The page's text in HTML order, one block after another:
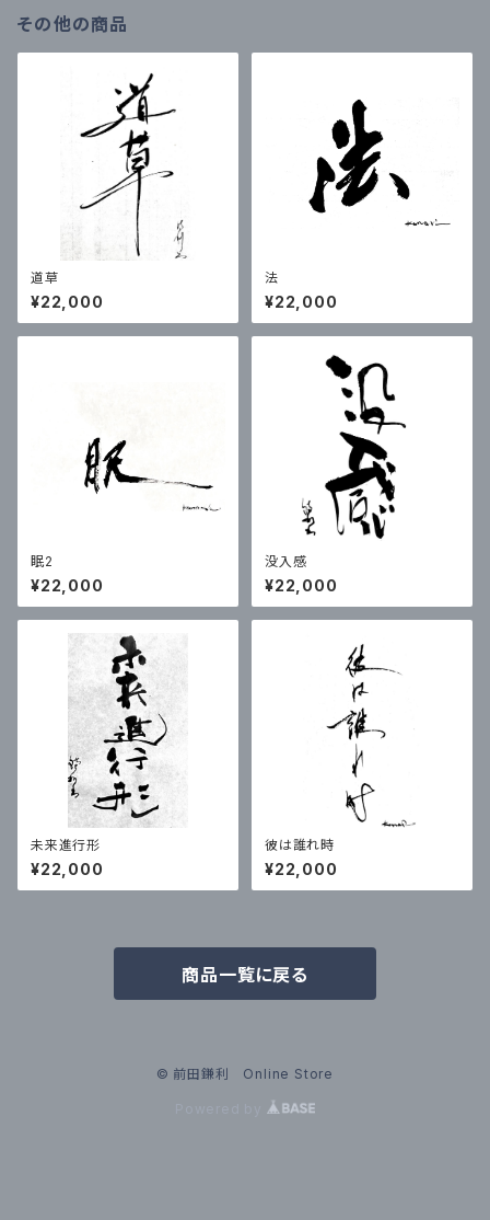
その他の商品
道草
¥22,000
法
¥22,000
眠2
¥22,000
没入感
¥22,000
未来進行形
¥22,000
彼は誰れ時
¥22,000
商品一覧に戻る
© 前田鎌利 Online Store